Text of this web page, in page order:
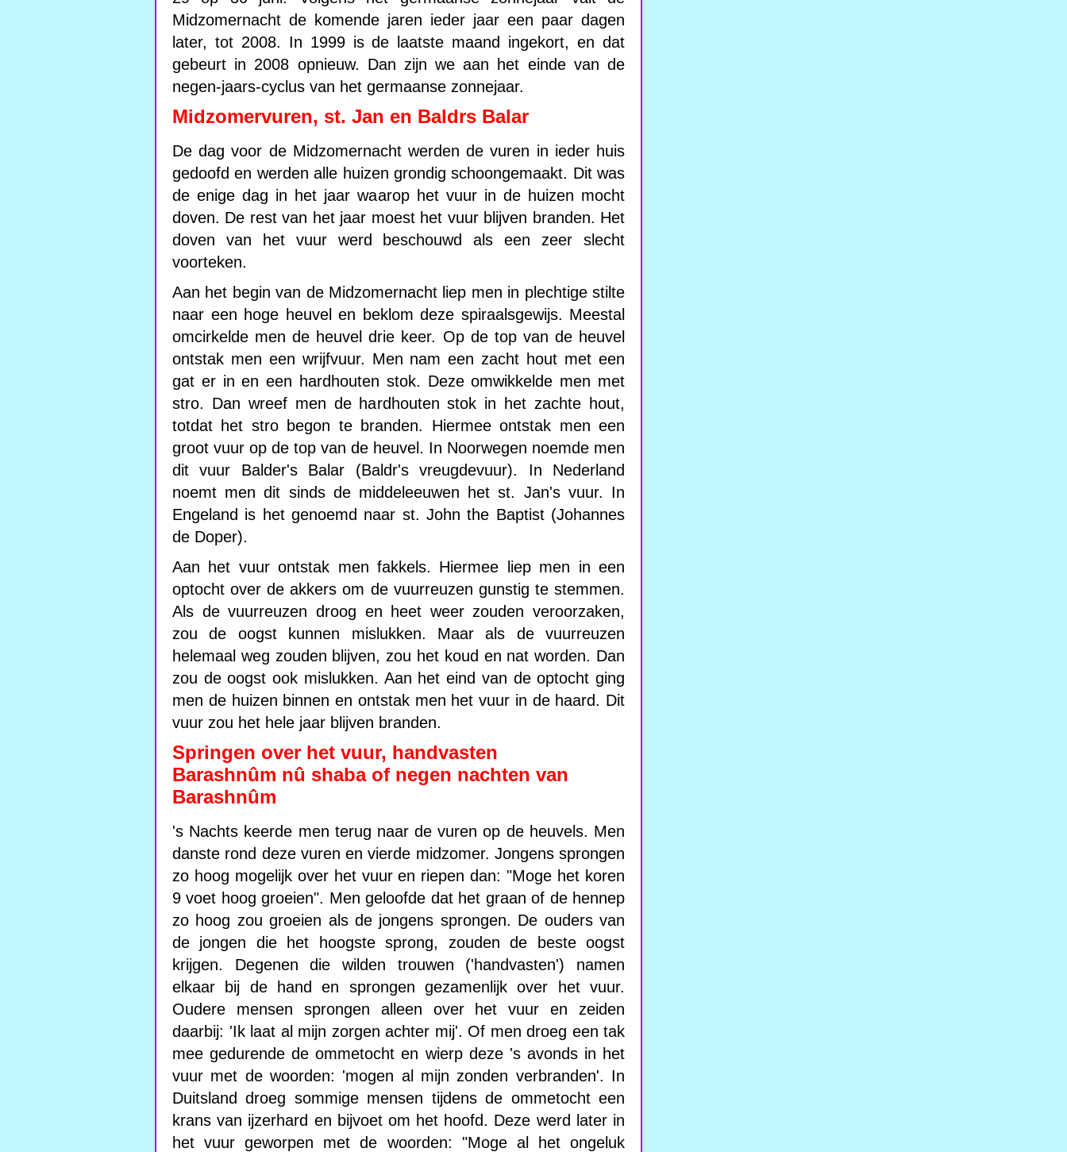
Midzomernacht de komende jaren ieder jaar een paar dagen
later, tot 2008. In 1999 is de laatste maand ingekort, en dat
gebeurt in 2008 opnieuw. Dan zijn we aan het einde van de
negen-jaars-cyclus van het germaanse zonnejaar.
Midzomervuren, st. Jan en Baldrs Balar
De dag voor de Midzomernacht werden de vuren in ieder huis
gedoofd en werden alle huizen grondig schoongemaakt. Dit was
de enige dag in het jaar waarop het vuur in de huizen mocht
doven. De rest van het jaar moest het vuur blijven branden. Het
doven van het vuur werd beschouwd als een zeer slecht
voorteken.
Aan het begin van de Midzomernacht liep men in plechtige stilte
naar een hoge heuvel en beklom deze spiraalsgewijs. Meestal
omcirkelde men de heuvel drie keer. Op de top van de heuvel
ontstak men een wrijfvuur. Men nam een zacht hout met een
gat er in en een hardhouten stok. Deze omwikkelde men met
stro. Dan wreef men de hardhouten stok in het zachte hout,
totdat het stro begon te branden. Hiermee ontstak men een
groot vuur op de top van de heuvel. In Noorwegen noemde men
dit vuur Balder's Balar (Baldr's vreugdevuur). In Nederland
noemt men dit sinds de middeleeuwen het st. Jan's vuur. In
Engeland is het genoemd naar st. John the Baptist (Johannes
de Doper).
Aan het vuur ontstak men fakkels. Hiermee liep men in een
optocht over de akkers om de vuurreuzen gunstig te stemmen.
Als de vuurreuzen droog en heet weer zouden veroorzaken,
zou de oogst kunnen mislukken. Maar als de vuurreuzen
helemaal weg zouden blijven, zou het koud en nat worden. Dan
zou de oogst ook mislukken. Aan het eind van de optocht ging
men de huizen binnen en ontstak men het vuur in de haard. Dit
vuur zou het hele jaar blijven branden.
Springen over het vuur, handvasten
Barashnûm nû shaba of negen nachten van
Barashnûm
's Nachts keerde men terug naar de vuren op de heuvels. Men
danste rond deze vuren en vierde midzomer. Jongens sprongen
zo hoog mogelijk over het vuur en riepen dan: "Moge het koren
9 voet hoog groeien". Men geloofde dat het graan of de hennep
zo hoog zou groeien als de jongens sprongen. De ouders van
de jongen die het hoogste sprong, zouden de beste oogst
krijgen. Degenen die wilden trouwen ('handvasten') namen
elkaar bij de hand en sprongen gezamenlijk over het vuur.
Oudere mensen sprongen alleen over het vuur en zeiden
daarbij: 'Ik laat al mijn zorgen achter mij'. Of men droeg een tak
mee gedurende de ommetocht en wierp deze 's avonds in het
vuur met de woorden: 'mogen al mijn zonden verbranden'. In
Duitsland droeg sommige mensen tijdens de ommetocht een
krans van ijzerhard en bijvoet om het hoofd. Deze werd later in
het vuur geworpen met de woorden: "Moge al het ongeluk